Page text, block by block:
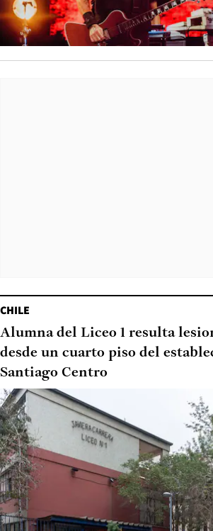
CHILE
Alumna del Liceo 1 resulta
desde un cuarto piso del
Santiago Centro